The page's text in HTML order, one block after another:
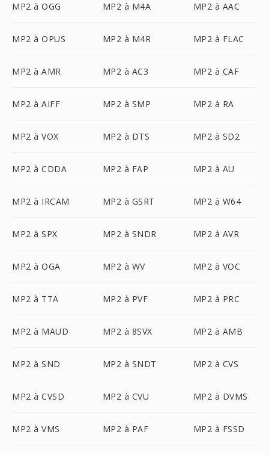
MP2 à OGG MP2 à M4A MP2 à AAC
MP2 à OPUS MP2 à M4R MP2 à FLAC
MP2 à AMR MP2 à AC3 MP2 à CAF
MP2 à AIFF MP2 à SMP MP2 à RA
MP2 à VOX MP2 à DTS MP2 à SD2
MP2 à CDDA MP2 à FAP MP2 à AU
MP2 à IRCAM MP2 à GSRT MP2 à W64
MP2 à SPX MP2 à SNDR MP2 à AVR
MP2 à OGA MP2 à WV MP2 à VOC
MP2 à TTA MP2 à PVF MP2 à PRC
MP2 à MAUD MP2 à 8SVX MP2 à AMB
MP2 à SND MP2 à SNDT MP2 à CVS
MP2 à CVSD MP2 à CVU MP2 à DVMS
MP2 à VMS MP2 à PAF MP2 à FSSD